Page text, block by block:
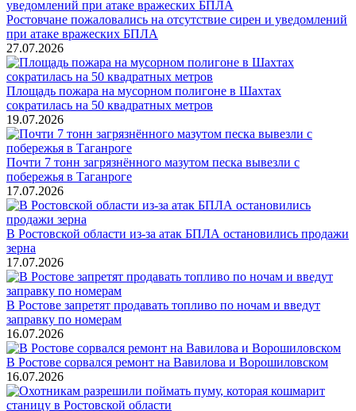
Ростовчане пожаловались на отсутствие сирен и уведомлений
при атаке вражеских БПЛА
27.07.2026
Площадь пожара на мусорном полигоне в Шахтах
сократилась на 50 квадратных метров
19.07.2026
Почти 7 тонн загрязнённого мазутом песка вывезли с
побережья в Таганроге
17.07.2026
В Ростовской области из-за атак БПЛА остановились продажи
зерна
17.07.2026
В Ростове запретят продавать топливо по ночам и введут
заправку по номерам
16.07.2026
В Ростове сорвался ремонт на Вавилова и Ворошиловском
16.07.2026